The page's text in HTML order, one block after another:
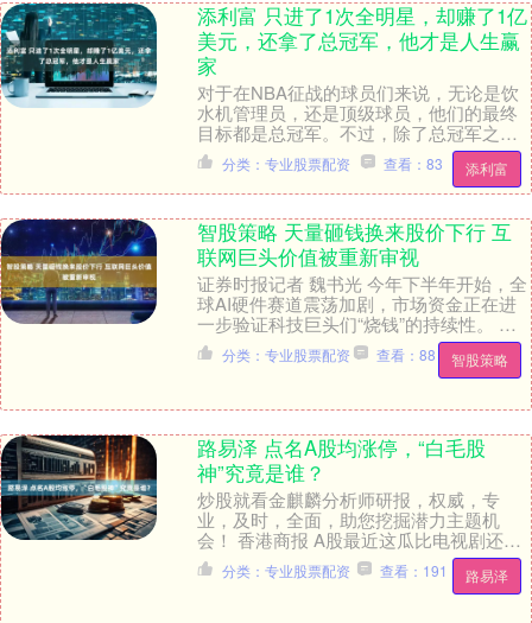
添利富 只进了1次全明星，却赚了1亿
美元，还拿了总冠军，他才是人生赢
家
对于在NBA征战的球员们来说，无论是饮
水机管理员，还是顶级球员，他们的最终
目标都是总冠军。不过，除了总冠军之
外，个人荣誉当然也是他们追逐的目标，
毕竟能够拿到一些....
添利富
分类：专业股票配资 查看：83
智股策略 天量砸钱换来股价下行 互
联网巨头价值被重新审视
证券时报记者 魏书光 今年下半年开始，全
球AI硬件赛道震荡加剧，市场资金正在进
一步验证科技巨头们“烧钱”的持续性。 今
年上半年，全球大型互联网科技公司的疯
狂开支....
智股策略
分类：专业股票配资 查看：88
路易泽 点名A股均涨停，“白毛股
神”究竟是谁？
炒股就看金麒麟分析师研报，权威，专
业，及时，全面，助您挖掘潜力主题机
会！ 香港商报 A股最近这瓜比电视剧还离
谱 一个挂着二次元白发少女头像的海外博
主，居然凭三篇....
路易泽
分类：专业股票配资 查看：191